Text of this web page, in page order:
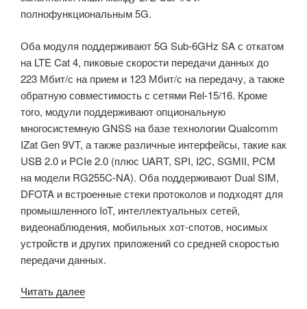
полнофункциональным 5G.
Оба модуля поддерживают 5G Sub-6GHz SA с откатом
на LTE Cat 4, пиковые скорости передачи данных до
223 Мбит/с на прием и 123 Мбит/с на передачу, а также
обратную совместимость с сетями Rel-15/16. Кроме
того, модули поддерживают опциональную
многосистемную GNSS на базе технологии Qualcomm
IZat Gen 9VT, а также различные интерфейсы, такие как
USB 2.0 и PCIe 2.0 (плюс UART, SPI, I2C, SGMII, PCM
на модели RG255C-NA). Оба поддерживают Dual SIM,
DFOTA и встроенные стеки протоколов и подходят для
промышленного IoT, интеллектуальных сетей,
видеонаблюдения, мобильных хот-спотов, носимых
устройств и других приложений со средней скоростью
передачи данных.
Читать далее«Модули